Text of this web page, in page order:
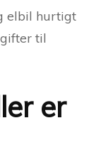
elbil hurtigt
til
er